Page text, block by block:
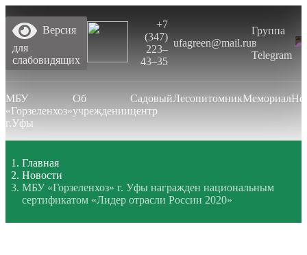
Версия
для
слабовидящих
+7
(347)
223‒
43‒35
ufagreen@mail.ru
Группа
в
Telegram
МБУ
«Горзеленхоз»
г.Уфы
Об
учреждении
Садовый
центр
ЛесопитомникМемориал
Главная
Новости
МБУ «Горзеленхоз» г. Уфы награжден национальным
сертификатом «Лидер отрасли России 2020»